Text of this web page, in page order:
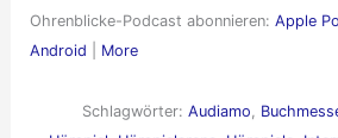
Ohrenblicke-Podcast abonnieren: Apple
Android
More
Schlagwörter:Audiamo